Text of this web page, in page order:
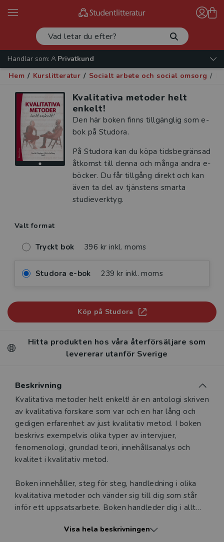
Handlar som:
Privatkund
Hem / Kurslitteratur / Socialt arbete och social omsorg /
Kvalitativa metoder helt
enkelt!
Den här boken finns tillgänglig som e-
bok på Studora.
På Studora kan du köpa tidsbegränsad
åtkomst till denna och många andra e-
böcker. Du får tillgång direkt och kan
även ta del av tjänstens smarta
studieverktyg.
Valt format
Tryckt bok 396 kr inkl. moms
Studora e-bok 239 kr inkl. moms
Köp på Studora
Hitta produkten hos våra återförsäljare som
levererar utanför Sverige
Beskrivning
Beskrivning
Kvalitativa metoder helt enkelt! är en antologi skriven
av kvalitativa forskare som var och en har lång och
gedigen erfarenhet av just kvalitativ metod. I boken
beskrivs exempelvis olika typer av intervjuer,
fenomenologi, grundad teori, innehållsanalys och
kvalitet i kvalitativ metod.
Boken innehåller, steg för steg, handledning i olika
kvalitativa metoder och vänder sig till dig som står
inför ett uppsatsarbete. Boken handleder dig i allt
kvalitativa riktningar, hur man steg för steg samlar in
Visa hela beskrivningen